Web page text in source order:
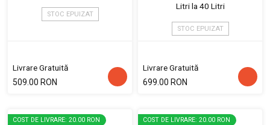
STOC EPUIZAT
Livrare Gratuită
509.00 RON
Litri la 40 Litri
STOC EPUIZAT
Livrare Gratuită
699.00 RON
COST DE LIVRARE: 20.00 RON COST DE LIVRARE: 20.00 RON